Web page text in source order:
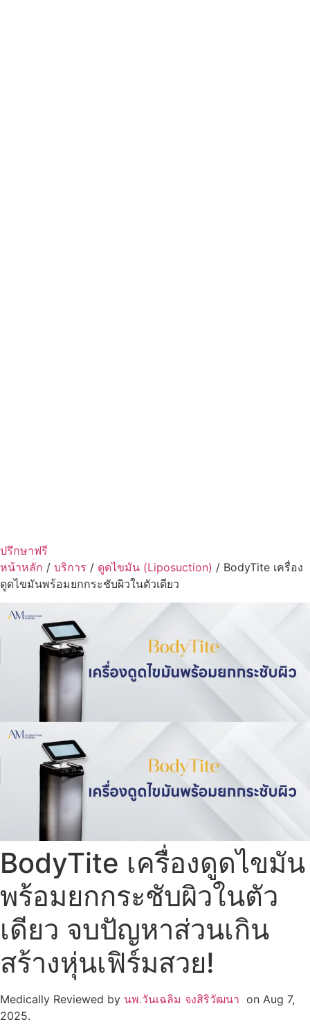
ปรึกษาฟรี
หน้าหลัก / บริการ / ดูดไขมัน (Liposuction) / BodyTite เครื่อง
ดูดไขมันพร้อมยกกระชับผิวในตัวเดียว
BodyTite เครื่องดูดไขมัน
พร้อมยกกระชับผิวในตัว
เดียว จบปัญหาส่วนเกิน
สร้างหุ่นเฟิร์มสวย!
Medically Reviewed by นพ.วันเฉลิม จงสิริวัฒนา on Aug 7,
2025.